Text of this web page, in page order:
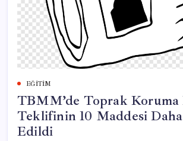
EĞITIM
TBMM’de Toprak Koruma
Teklifinin 10 Maddesi
Edildi